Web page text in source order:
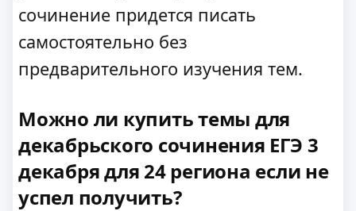
сочинение придется писать
самостоятельно без
предварительного изучения тем.
Можно ли купить темы для
декабрьского сочинения ЕГЭ 3
декабря для 24 региона если не
успел получить?